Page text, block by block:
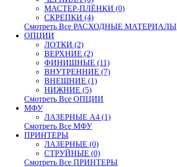
МАСТЕР-ПЛЁНКИ (0)
СКРЕПКИ (4)
Смотреть Все РАСХОДНЫЕ МАТЕРИАЛЫ
ОПЦИИ
ЛОТКИ (2)
ВЕРХНИЕ (2)
ФИНИШНЫЕ (11)
ВНУТРЕННИЕ (7)
ВНЕШНИЕ (1)
НИЖНИЕ (5)
Смотреть Все ОПЦИИ
МФУ
ЛАЗЕРНЫЕ A4 (1)
Смотреть Все МФУ
ПРИНТЕРЫ
ЛАЗЕРНЫЕ (0)
СТРУЙНЫЕ (0)
Смотреть Все ПРИНТЕРЫ